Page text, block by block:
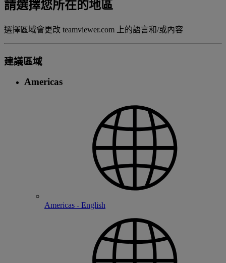
請選擇您所在的地區
選擇區域會更改 teamviewer.com 上的語言和/或內容
建議區域
Americas
Americas - English